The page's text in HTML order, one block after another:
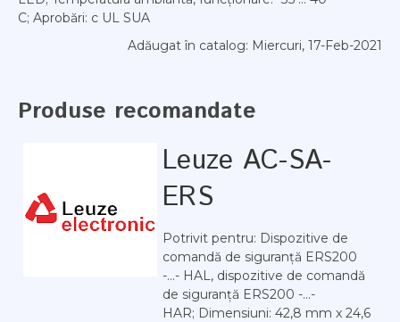
C; Aprobări: c UL SUA
Adăugat în catalog: Miercuri, 17-Feb-2021
Produse recomandate
Leuze AC-SA-
ERS
Potrivit pentru: Dispozitive de
comandă de siguranță ERS200
-...- HAL, dispozitive de comandă
de siguranță ERS200 -...-
HAR; Dimensiuni: 42,8 mm x 24,6